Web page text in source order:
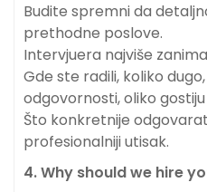
Budite spremni da
prethodne poslove.
Intervjuera najviše
Gde ste radili, koliko
odgovornosti, oliko
Što konkretnije
profesionalniji utisak.
4. Why should we hire